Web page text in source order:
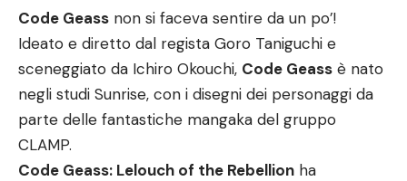
Code Geass non si faceva sentire da un po’!
Ideato e diretto dal regista Goro Taniguchi e
sceneggiato da Ichiro Okouchi, Code Geass è nato
negli studi Sunrise, con i disegni dei personaggi da
parte delle fantastiche mangaka del gruppo
CLAMP.
Code Geass: Lelouch of the Rebellion ha